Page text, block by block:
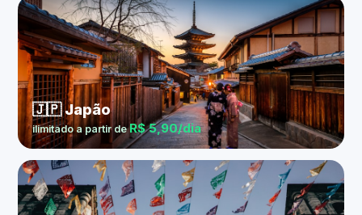
🇯🇵 Japão
ilimitado a partir deR$ 5,90/dia